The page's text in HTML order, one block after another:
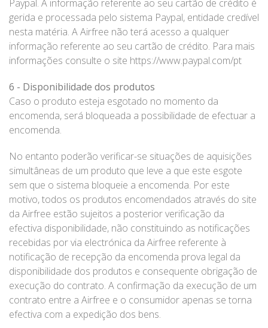
Paypal. A informação referente ao seu cartão de crédito é
gerida e processada pelo sistema Paypal, entidade credível
nesta matéria. A Airfree não terá acesso a qualquer
informação referente ao seu cartão de crédito. Para mais
informações consulte o site https://www.paypal.com/pt
6 - Disponibilidade dos produtos
Caso o produto esteja esgotado no momento da
encomenda, será bloqueada a possibilidade de efectuar a
encomenda.
No entanto poderão verificar-se situações de aquisições
simultâneas de um produto que leve a que este esgote
sem que o sistema bloqueie a encomenda. Por este
motivo, todos os produtos encomendados através do site
da Airfree estão sujeitos a posterior verificação da
efectiva disponibilidade, não constituindo as notificações
recebidas por via electrónica da Airfree referente à
notificação de recepção da encomenda prova legal da
disponibilidade dos produtos e consequente obrigação de
execução do contrato. A confirmação da execução de um
contrato entre a Airfree e o consumidor apenas se torna
efectiva com a expedição dos bens.